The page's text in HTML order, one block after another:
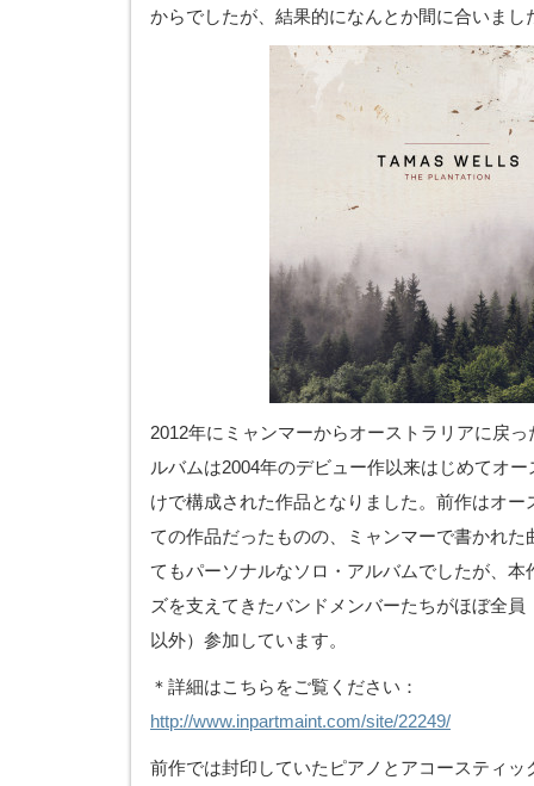
からでしたが、結果的になんとか間に合いまし
2012年にミャンマーからオーストラリアに戻
ルバムは2004年のデビュー作以来はじめてオ
けで構成された作品となりました。前作はオ
ての作品だったものの、ミャンマーで書かれた
てもパーソナルなソロ・アルバムでしたが、本
ズを支えてきたバンドメンバーたちがほぼ全
以外）参加しています。
＊詳細はこちらをご覧ください：
http://www.inpartmaint.com/site/22249/
前作では封印していたピアノとアコースティッ